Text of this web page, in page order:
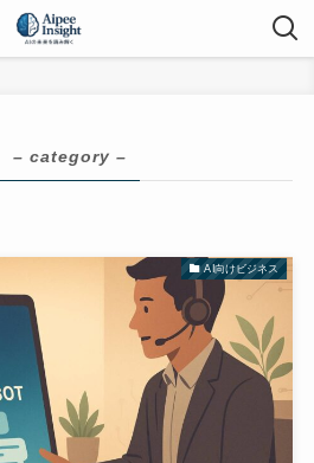
– category –
AI向けビジネス